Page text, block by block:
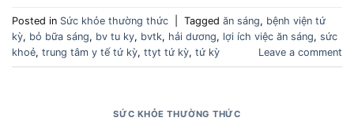
Posted in Sức khỏe thường thức Tagged ăn sáng, bệnh viện tứ
kỳ, bỏ bữa sáng, bv tu ky, bvtk, hải dương, lợi ích việc ăn sáng, sức
khoẻ, trung tâm y tế tứ kỳ, ttyt tứ kỳ, tứ kỳ Leave a comment
SỨC KHỎE THƯỜNG THỨC